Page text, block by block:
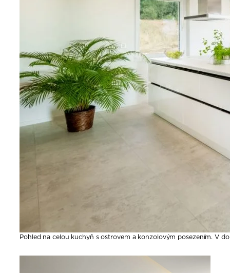
Pohled na celou kuchyň s ostrovem a konzolovým posezením. V